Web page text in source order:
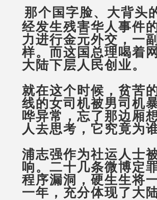
那个国字脸、大背头
经发生残害华人事件
力进行金元外交，一
样。而这国总理喝着
大陆下层人民创业。
就在这个时候，贫苦
线的女司机被男司机
哗异常，忘了那边厢
人去思考，它究竟为
浦志强作为社运人士
响。二十几条微博定
程序漏洞，硬生生将
一年，充分体现了大